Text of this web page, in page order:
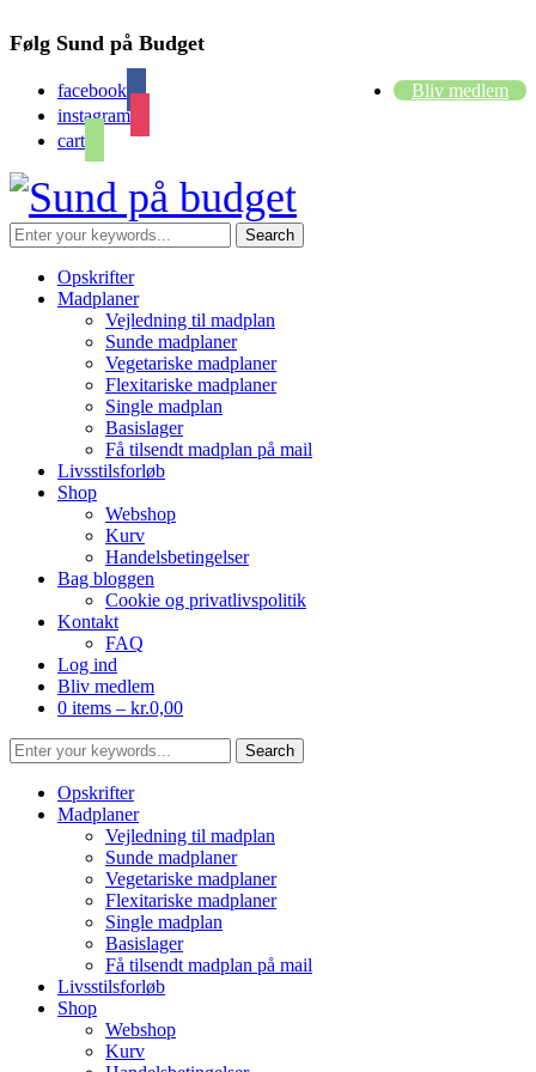
Følg Sund på Budget
facebook
instagram
cart
Bliv medlem
Opskrifter
Madplaner
Vejledning til madplan
Sunde madplaner
Vegetariske madplaner
Flexitariske madplaner
Single madplan
Basislager
Få tilsendt madplan på mail
Livsstilsforløb
Shop
Webshop
Kurv
Handelsbetingelser
Bag bloggen
Cookie og privatlivspolitik
Kontakt
FAQ
Log ind
Bliv medlem
0 items – kr.0,00
Opskrifter
Madplaner
Vejledning til madplan
Sunde madplaner
Vegetariske madplaner
Flexitariske madplaner
Single madplan
Basislager
Få tilsendt madplan på mail
Livsstilsforløb
Shop
Webshop
Kurv